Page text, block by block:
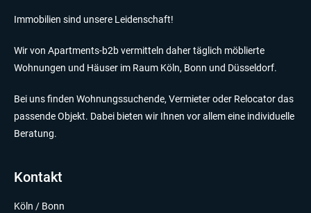
Immobilien sind unsere Leidenschaft!
Wir von Apartments-b2b vermitteln daher täglich möblierte
Wohnungen und Häuser im Raum Köln, Bonn und Düsseldorf.
Bei uns finden Wohnungssuchende, Vermieter oder Relocator das
passende Objekt. Dabei bieten wir Ihnen vor allem eine individuelle
Beratung.
Kontakt
Köln / Bonn